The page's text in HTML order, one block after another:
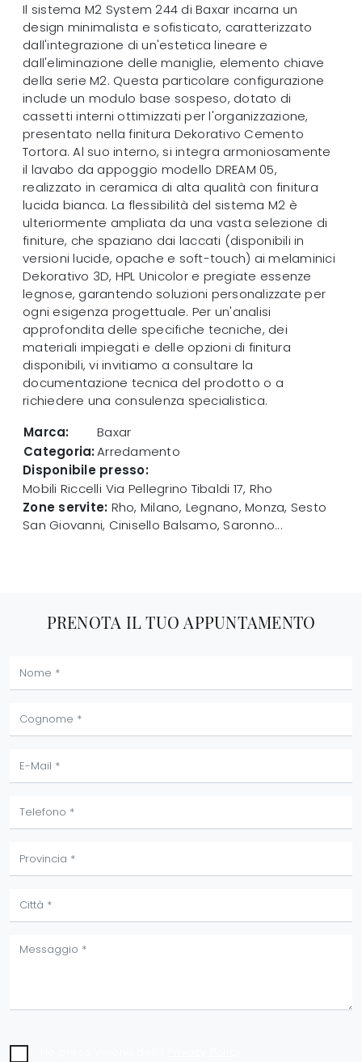
Il sistema M2 System 244 di Baxar incarna un
design minimalista e sofisticato, caratterizzato
dall'integrazione di un'estetica lineare e
dall'eliminazione delle maniglie, elemento chiave
della serie M2. Questa particolare configurazione
include un modulo base sospeso, dotato di
cassetti interni ottimizzati per l'organizzazione,
presentato nella finitura Dekorativo Cemento
Tortora. Al suo interno, si integra armoniosamente
il lavabo da appoggio modello DREAM 05,
realizzato in ceramica di alta qualità con finitura
lucida bianca. La flessibilità del sistema M2 è
ulteriormente ampliata da una vasta selezione di
finiture, che spaziano dai laccati (disponibili in
versioni lucide, opache e soft-touch) ai melaminici
Dekorativo 3D, HPL Unicolor e pregiate essenze
legnose, garantendo soluzioni personalizzate per
ogni esigenza progettuale. Per un'analisi
approfondita delle specifiche tecniche, dei
materiali impiegati e delle opzioni di finitura
disponibili, vi invitiamo a consultare la
documentazione tecnica del prodotto o a
richiedere una consulenza specialistica.
Marca:
Baxar
Categoria:Arredamento
Disponibile presso:
Mobili Riccelli Via Pellegrino Tibaldi 17, Rho
Zone servite: Rho, Milano, Legnano, Monza, Sesto
San Giovanni, Cinisello Balsamo, Saronno...
PRENOTA IL TUO APPUNTAMENTO